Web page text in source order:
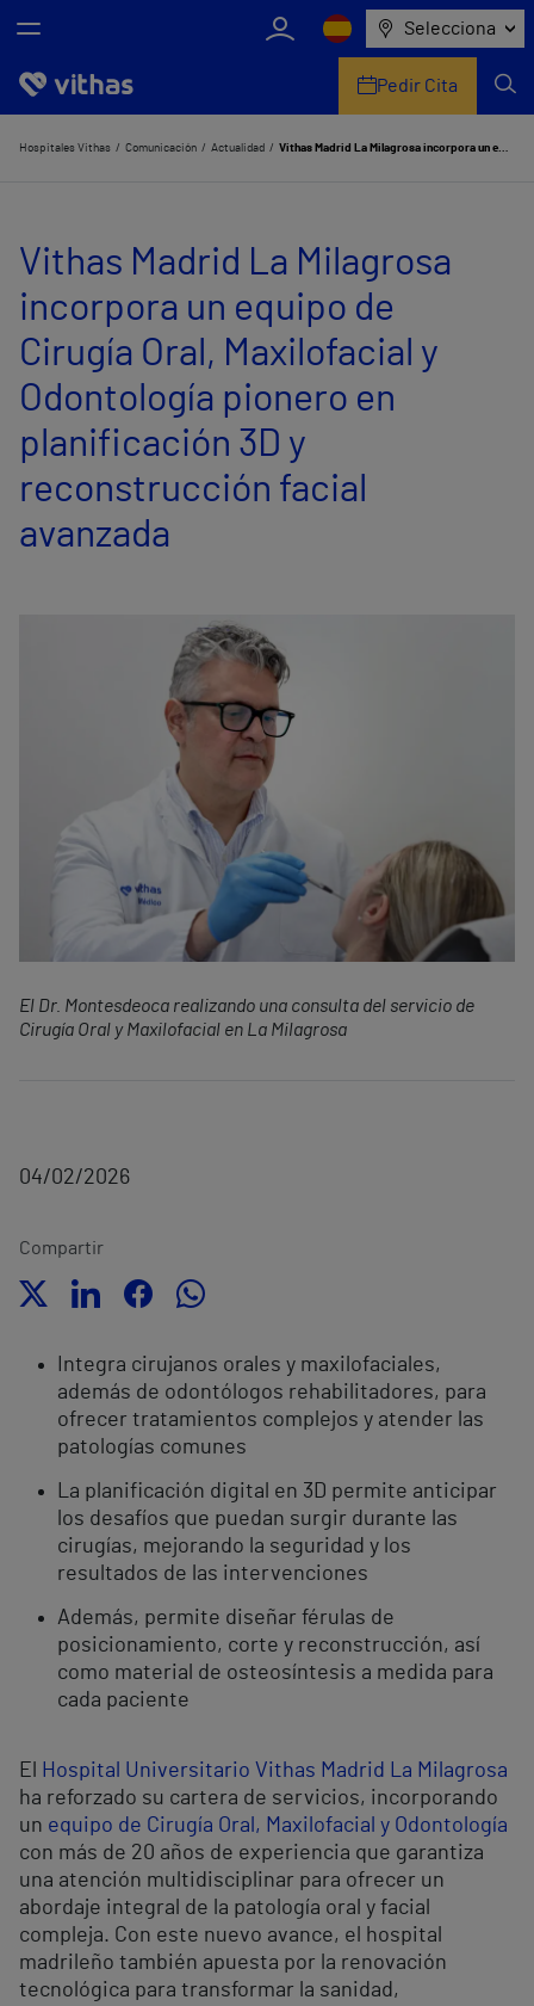
Selecciona
Nosotros
Servicios de salud
Equipo médico y asistencial
Información útil
Comunicación
Pedir Cita
Hospitales Vithas Comunicación Actualidad Vithas Madrid La Milagrosa incorpora un equipo de Cirugía Oral, Maxilofacial y Odontología pionero en planificación 3D y reconstrucción facial avanzada
Vithas Madrid La Milagrosa
incorpora un equipo de
Cirugía Oral, Maxilofacial y
Odontología pionero en
planificación 3D y
reconstrucción facial
avanzada
El Dr. Montesdeoca realizando una consulta del servicio de
Cirugía Oral y Maxilofacial en La Milagrosa
04/02/2026
Compartir
Integra cirujanos orales y maxilofaciales,
además de odontólogos rehabilitadores, para
ofrecer tratamientos complejos y atender las
patologías comunes
La planificación digital en 3D permite anticipar
los desafíos que puedan surgir durante las
cirugías, mejorando la seguridad y los
resultados de las intervenciones
Además, permite diseñar férulas de
posicionamiento, corte y reconstrucción, así
como material de osteosíntesis a medida para
cada paciente
El
Hospital Universitario Vithas Madrid La Milagrosa
ha reforzado su cartera de servicios, incorporando
un equipo de Cirugía Oral, Maxilofacial y Odontología
con más de 20 años de experiencia que garantiza
una atención multidisciplinar para ofrecer un
abordaje integral de la patología oral y facial
compleja. Con este nuevo avance, el hospital
madrileño también apuesta por la renovación
tecnológica para transformar la sanidad,